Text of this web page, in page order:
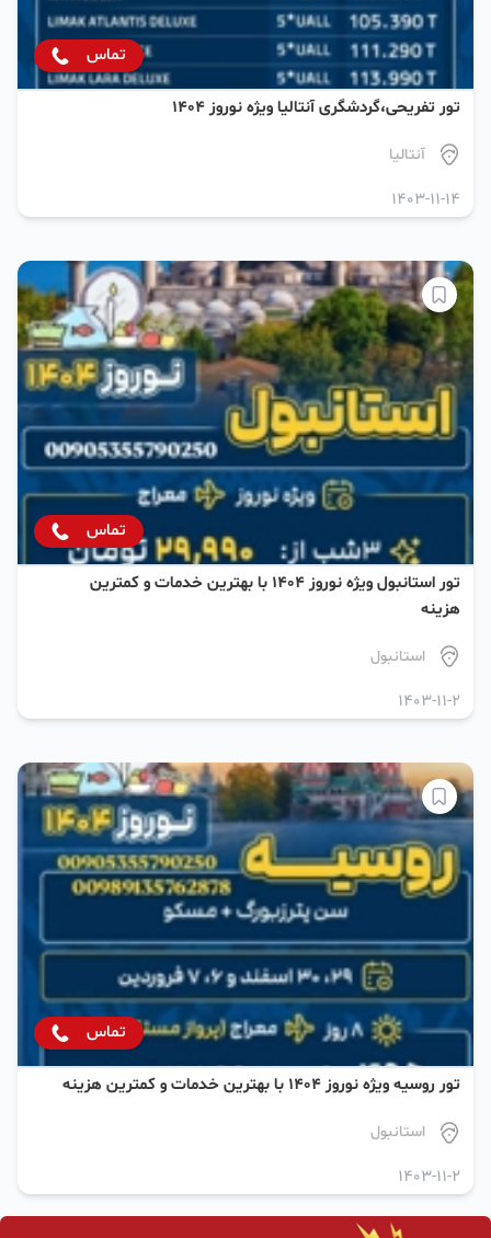
تماس
تور تفریحی،گردشگری آنتالیا ویژه نوروز ۱۴۰۴
آنتالیا
1403-11-14
تماس
تور استانبول ویژه نوروز ۱۴۰۴ با بهترین خدمات و کمترین
هزینه
استانبول
1403-11-2
تماس
تور روسیه ویژه نوروز ۱۴۰۴ با بهترین خدمات و کمترین هزینه
استانبول
1403-11-2